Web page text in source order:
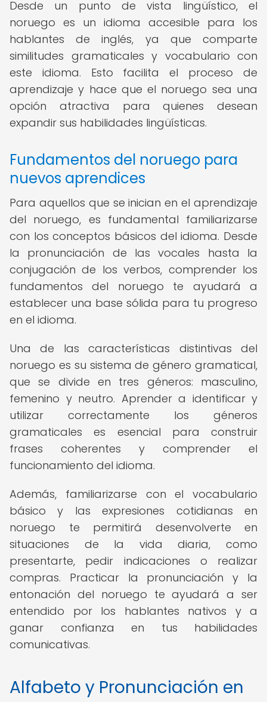
Desde un punto de vista lingüístico, el
noruego es un idioma accesible para los
hablantes de inglés, ya que comparte
similitudes gramaticales y vocabulario con
este idioma. Esto facilita el proceso de
aprendizaje y hace que el noruego sea una
opción atractiva para quienes desean
expandir sus habilidades lingüísticas.
Fundamentos del noruego para
nuevos aprendices
Para aquellos que se inician en el aprendizaje
del noruego, es fundamental familiarizarse
con los conceptos básicos del idioma. Desde
la pronunciación de las vocales hasta la
conjugación de los verbos, comprender los
fundamentos del noruego te ayudará a
establecer una base sólida para tu progreso
en el idioma.
Una de las características distintivas del
noruego es su sistema de género gramatical,
que se divide en tres géneros: masculino,
femenino y neutro. Aprender a identificar y
utilizar correctamente los géneros
gramaticales es esencial para construir
frases coherentes y comprender el
funcionamiento del idioma.
Además, familiarizarse con el vocabulario
básico y las expresiones cotidianas en
noruego te permitirá desenvolverte en
situaciones de la vida diaria, como
presentarte, pedir indicaciones o realizar
compras. Practicar la pronunciación y la
entonación del noruego te ayudará a ser
entendido por los hablantes nativos y a
ganar confianza en tus habilidades
comunicativas.
Alfabeto y Pronunciación en